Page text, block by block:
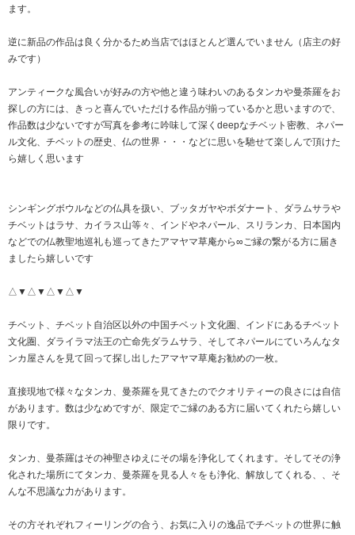
ます。
逆に新品の作品は良く分かるため当店ではほとんど選んでいません（店主の好
みです）
アンティークな風合いが好みの方や他と違う味わいのあるタンカや曼荼羅をお
探しの方には、きっと喜んでいただける作品が揃っているかと思いますので、
作品数は少ないですが写真を参考に吟味して深くdeepなチベット密教、ネパー
ル文化、チベットの歴史、仏の世界・・・などに思いを馳せて楽しんで頂けた
ら嬉しく思います
シンギングボウルなどの仏具を扱い、ブッタガヤやボダナート、ダラムサラや
チベットはラサ、カイラス山等々、インドやネパール、スリランカ、日本国内
などでの仏教聖地巡礼も巡ってきたアマヤマ草庵から∞ご縁の繋がる方に届き
ましたら嬉しいです
△▼△▼△▼△▼
チベット、チベット自治区以外の中国チベット文化圏、インドにあるチベット
文化圏、ダライラマ法王の亡命先ダラムサラ、そしてネパールにていろんなタ
ンカ屋さんを見て回って探し出したアマヤマ草庵お勧めの一枚。
直接現地で様々なタンカ、曼荼羅を見てきたのでクオリティーの良さには自信
があります。数は少なめですが、限定でご縁のある方に届いてくれたら嬉しい
限りです。
タンカ、曼荼羅はその神聖さゆえにその場を浄化してくれます。そしてその浄
化された場所にてタンカ、曼荼羅を見る人々をも浄化、解放してくれる、、そ
んな不思議な力があります。
その方それぞれフィーリングの合う、お気に入りの逸品でチベットの世界に触